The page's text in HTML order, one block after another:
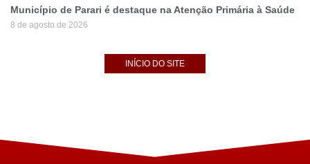
Município de Parari é destaque na Atenção Primária à Saúde
8 de agosto de 2026
INÍCIO DO SITE